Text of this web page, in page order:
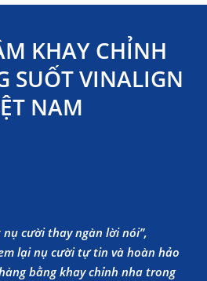
KHAY CHỈNH
SUỐT VINALIGN
NAM
cười thay ngàn lời nói”,
lại nụ cười tự tin và hoàn hảo
bằng khay chỉnh nha trong